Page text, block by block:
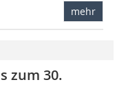
mehr
zum 30.